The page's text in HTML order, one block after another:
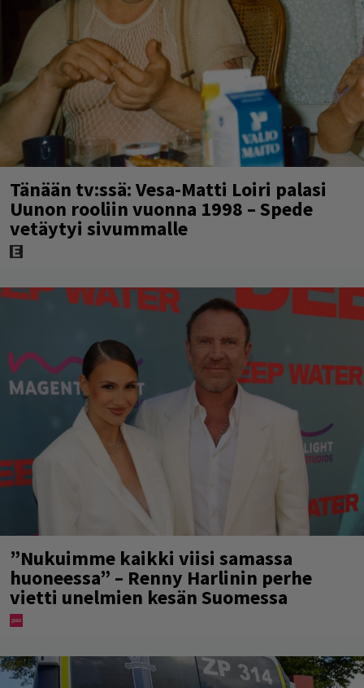
Tänään tv:ssä: Vesa-Matti Loiri palasi
Uunon rooliin vuonna 1998 – Spede
vetäytyi sivummalle
”Nukuimme kaikki viisi samassa
huoneessa” – Renny Harlinin perhe
vietti unelmien kesän Suomessa